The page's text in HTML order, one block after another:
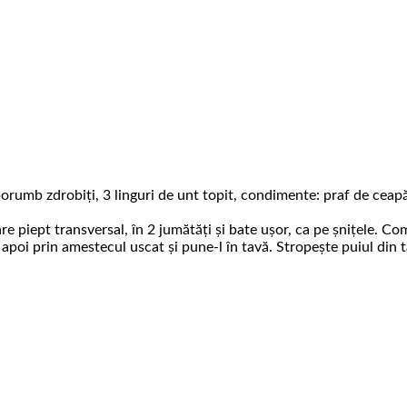
zdrobiți, 3 linguri de unt topit, condimente: praf de
piept transversal, în 2 jumătăți și bate ușor, ca pe șnițele.
prin amestecul uscat și pune-l în tavă. Stropește puiul